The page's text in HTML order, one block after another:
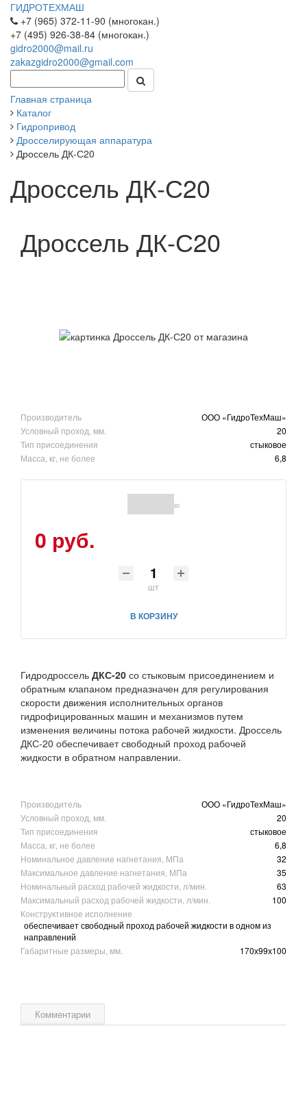
ГИДРОТЕХМАШ
+7 (965) 372-11-90 (многокан.)
+7 (495) 926-38-84 (многокан.)
gidro2000@mail.ru
zakazgidro2000@gmail.com
Главная страница
Каталог
Гидропривод
Дросселирующая аппаратура
Дроссель ДК-С20
Дроссель ДК-С20
Дроссель ДК-С20
Производитель
ООО «ГидроТехМаш»
Условный проход, мм.
20
Тип присоединения
стыковое
Масса, кг, не более
6,8
(0)
0 руб.
шт
В КОРЗИНУ
Гидродроссель ДКС-20 со стыковым присоединением и
обратным клапаном предназначен для регулирования
скорости движения исполнительных органов
гидрофицированных машин и механизмов путем
изменения величины потока рабочей жидкости. Дроссель
ДКС-20 обеспечивает свободный проход рабочей
жидкости в обратном направлении.
Производитель
ООО «ГидроТехМаш»
Условный проход, мм.
20
Тип присоединения
стыковое
Масса, кг, не более
6,8
Номинальное давление нагнетания, МПа
32
Максимальное давление нагнетания, МПа
35
Номинальный расход рабочей жидкости, л/мин.
63
Максимальный расход рабочей жидкости, л/мин.
100
Конструктивное исполнение
обеспечивает свободный проход рабочей жидкости в одном из
направлений
Габаритные размеры, мм.
170х99х100
Комментарии